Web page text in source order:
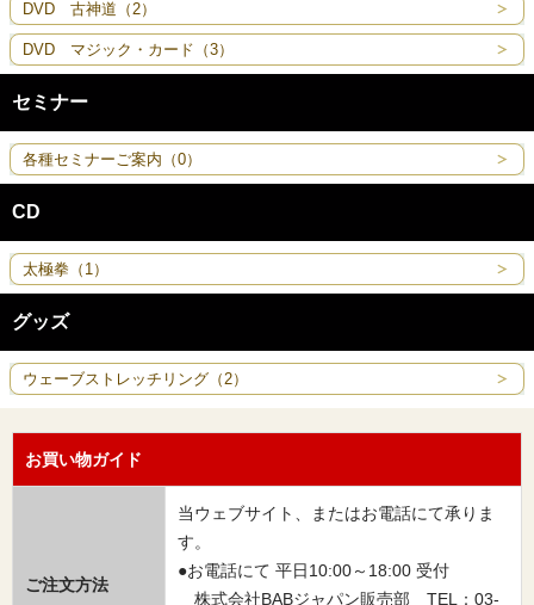
DVD 古神道（2）
DVD マジック・カード（3）
セミナー
各種セミナーご案内（0）
CD
太極拳（1）
グッズ
ウェーブストレッチリング（2）
お買い物ガイド
ご注文方法
当ウェブサイト、またはお電話にて承りま
す。
●お電話にて 平日10:00～18:00 受付
株式会社BABジャパン販売部 TEL：03-